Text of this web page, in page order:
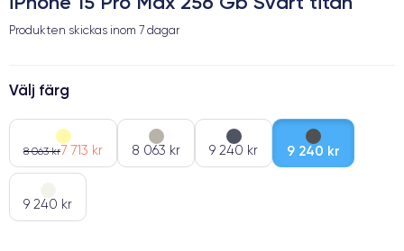
Produkten skickas inom 7 dagar
Välj färg
8 063 kr7 713 kr 8 063 kr 9 240 kr 9 240 kr
9 240 kr